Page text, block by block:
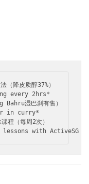
every 2hrs*
in curry*
lessons with ActiveSG